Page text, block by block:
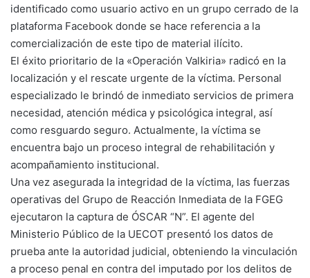
identificado como usuario activo en un grupo cerrado de la
plataforma Facebook donde se hace referencia a la
comercialización de este tipo de material ilícito.
El éxito prioritario de la «Operación Valkiria» radicó en la
localización y el rescate urgente de la víctima. Personal
especializado le brindó de inmediato servicios de primera
necesidad, atención médica y psicológica integral, así
como resguardo seguro. Actualmente, la víctima se
encuentra bajo un proceso integral de rehabilitación y
acompañamiento institucional.
Una vez asegurada la integridad de la víctima, las fuerzas
operativas del Grupo de Reacción Inmediata de la FGEG
ejecutaron la captura de ÓSCAR “N”. El agente del
Ministerio Público de la UECOT presentó los datos de
prueba ante la autoridad judicial, obteniendo la vinculación
a proceso penal en contra del imputado por los delitos de